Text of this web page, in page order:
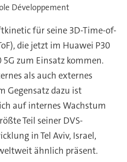
Développement
für seine 3D-Time-of-
die jetzt im Huawei P30
5G zum Einsatz kommen.
als auch externes
Gegensatz dazu ist
auf internes Wachstum
Teil seiner DVS-
in Tel Aviv, Israel,
ähnlich präsent.